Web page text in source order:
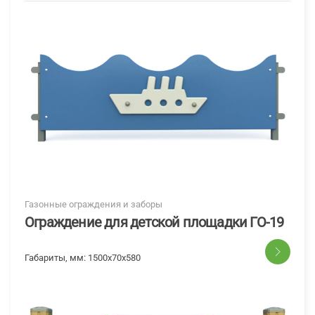
Газонные ограждения и заборы
Ограждение для детской площадки ГО-19
Габариты, мм: 1500x70x580